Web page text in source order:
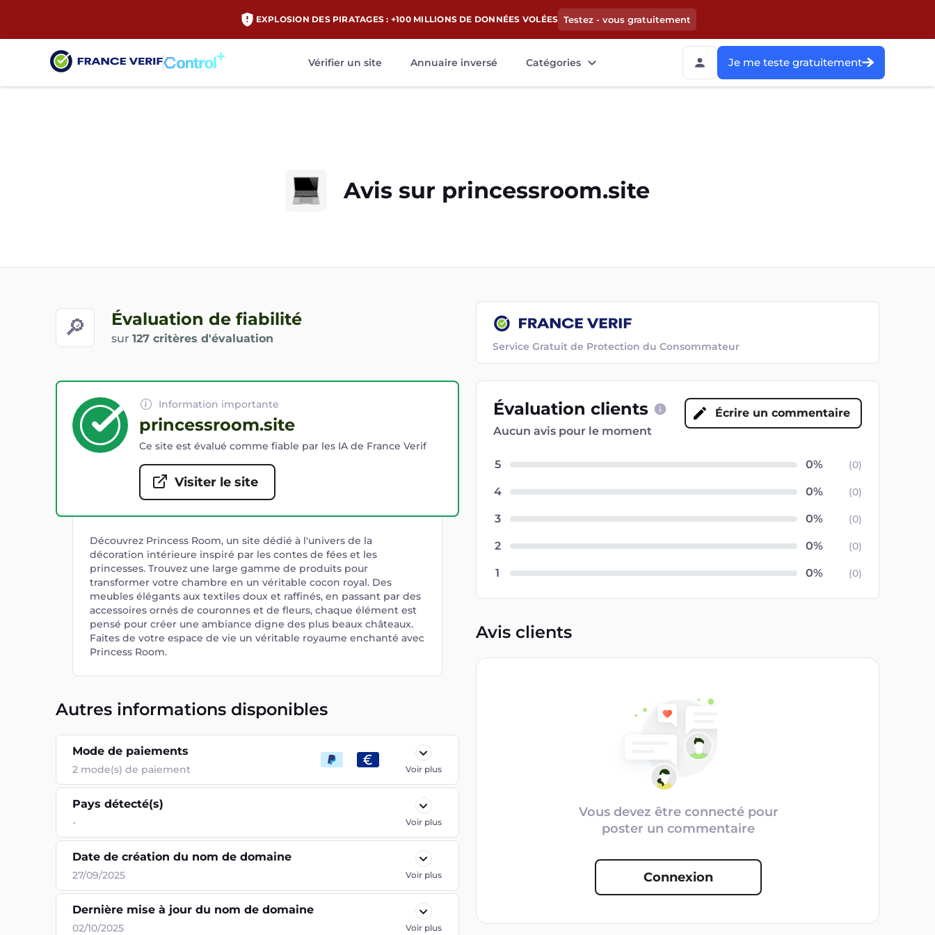
EXPLOSION DES PIRATAGES : +100 MILLIONS DE DONNÉES VOLÉES Testez - vous gratuitement
Vérifier un site Annuaire inversé Catégories Je me teste gratuitement
Avis sur princessroom.site
🔎 Évaluation de fiabilité
sur 127 critères d'évaluation
Service Gratuit de Protection du Consommateur
Information importante
princessroom.site
Ce site est évalué comme fiable par les IA de France Verif
Visiter le site
Découvrez Princess Room, un site dédié à l'univers de la
décoration intérieure inspiré par les contes de fées et les
princesses. Trouvez une large gamme de produits pour
transformer votre chambre en un véritable cocon royal. Des
meubles élégants aux textiles doux et raffinés, en passant par des
accessoires ornés de couronnes et de fleurs, chaque élément est
pensé pour créer une ambiance digne des plus beaux châteaux.
Faites de votre espace de vie un véritable royaume enchanté avec
Princess Room.
Autres informations disponibles
Mode de paiements
2 mode(s) de paiement Voir plus
Pays détecté(s)
- Voir plus
Date de création du nom de domaine
27/09/2025 Voir plus
Dernière mise à jour du nom de domaine
02/10/2025 Voir plus
Évaluation clients
Aucun avis pour le moment
Écrire un commentaire
5 (0)
4 (0)
3 (0)
2 (0)
1 (0)
Avis clients
Vous devez être connecté pour
poster un commentaire
Connexion